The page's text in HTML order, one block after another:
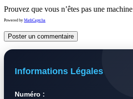
Prouvez que vous n’êtes pas une machine
Powered by MathCaptcha
Informations Légales
Numéro :